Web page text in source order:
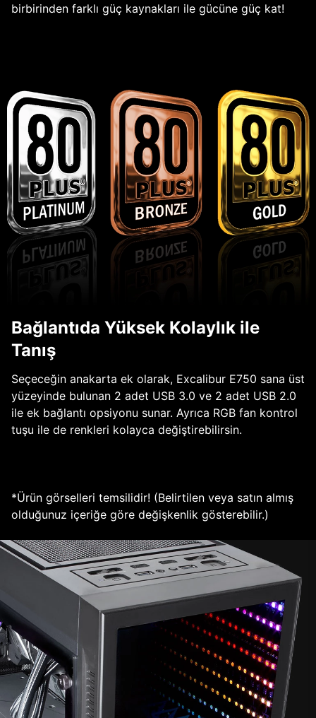
birbirinden farklı güç kaynakları ile gücüne güç kat!
Bağlantıda Yüksek Kolaylık ile
Tanış
Seçeceğin anakarta ek olarak, Excalibur E750 sana üst
yüzeyinde bulunan 2 adet USB 3.0 ve 2 adet USB 2.0
ile ek bağlantı opsiyonu sunar. Ayrıca RGB fan kontrol
tuşu ile de renkleri kolayca değiştirebilirsin.
*Ürün görselleri temsilidir! (Belirtilen veya satın almış
olduğunuz içeriğe göre değişkenlik gösterebilir.)